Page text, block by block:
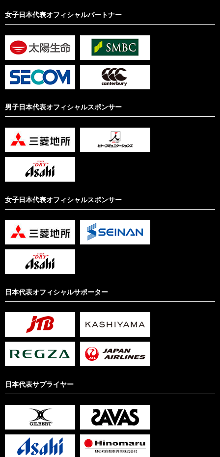
女子日本代表オフィシャルパートナー
男子日本代表オフィシャルスポンサー
女子日本代表オフィシャルスポンサー
日本代表オフィシャルサポーター
日本代表サプライヤー